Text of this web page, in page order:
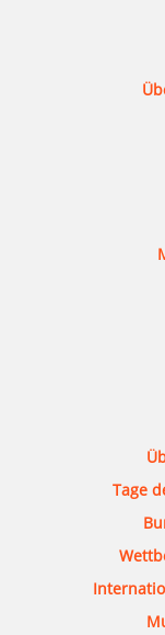
Tage